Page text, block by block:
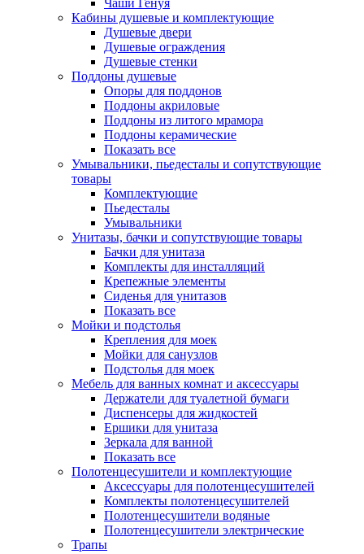
Чаши Генуя
Кабины душевые и комплектующие
Душевые двери
Душевые ограждения
Душевые стенки
Поддоны душевые
Опоры для поддонов
Поддоны акриловые
Поддоны из литого мрамора
Поддоны керамические
Показать все
Умывальники, пьедесталы и сопутствующие
товары
Комплектующие
Пьедесталы
Умывальники
Унитазы, бачки и сопутствующие товары
Бачки для унитаза
Комплекты для инсталляций
Крепежные элементы
Сиденья для унитазов
Показать все
Мойки и подстолья
Крепления для моек
Мойки для санузлов
Подстолья для моек
Мебель для ванных комнат и аксессуары
Держатели для туалетной бумаги
Диспенсеры для жидкостей
Ершики для унитаза
Зеркала для ванной
Показать все
Полотенцесушители и комплектующие
Аксессуары для полотенцесушителей
Комплекты полотенцесушителей
Полотенцесушители водяные
Полотенцесушители электрические
Трапы